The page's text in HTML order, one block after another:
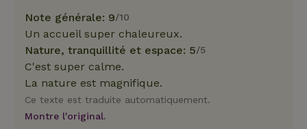
Note générale: 9/10
Un accueil super chaleureux.
Nature, tranquillité et espace: 5/5
C'est super calme.
La nature est magnifique.
Ce texte est traduite automatiquement.
Montre l'original.